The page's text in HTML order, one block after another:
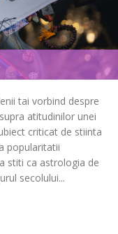
tai vorbind despre
atitudinilor unei
criticat de stiinta
popularitatii
stiti ca astrologia de
secolului...